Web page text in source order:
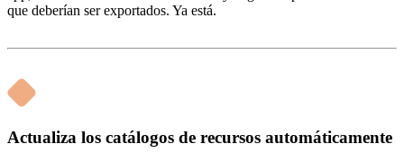
que deberían ser exportados. Ya está.
Actualiza los catálogos de recursos automáticamente